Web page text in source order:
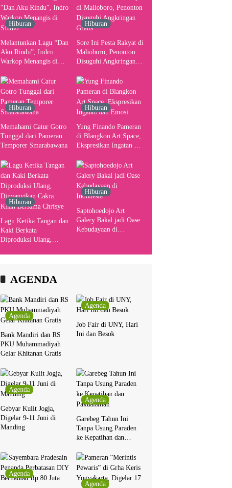
Pusat Pergerakan Seni
Rupa Indonesia
Hiburan
Melantunkan Lagu “Dan
Aku Rindu”, Indro
Warkop Menangis di
Hiburan
Sore Ini Pesta Rakyat di
Malioboro, Penonton
Disuguhi Angkringan
Hiburan
Memahami Catur Gotro
Tunggal dari Pameran
Temporer Smarabawana
Hiburan
Yung Finando Pameran
di Blangkon Art Space,
Ekspresikan Ingatan dan
Hiburan
Lagu Ketika Tangan dan
Kaki Berkata
Diproduksi Ulang,
Hiburan
Saptohoedojo Art
Galery Bakal jadi Oase
Kebudayaan di
AGENDA
Agenda
Bank Mandiri dan RS
PKU Muhammadiyah
Gelar Khitanan Gratis
Agenda
Job Fair di UNY, Hari
Ini dan Besok
Agenda
Gebyar Kulit Jogja,
Digelar 9-11 Juni di
Manding
Agenda
Garebeg Tahun Ini
Tanpa Usung Paraden
ke Kepatihan dan
Agenda
Agenda